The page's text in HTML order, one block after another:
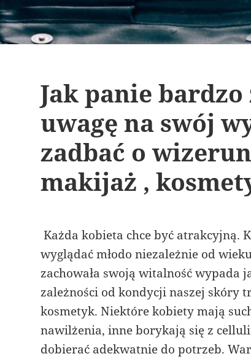
Jak panie
uwagę na swój
zadbać o
makijaż ,
Każda kobieta chce być atrakcyjną.
wyglądać młodo niezależnie od
zachowała swoją witalność wypada
zależności od kondycji naszej skóry
kosmetyk. Niektóre kobiety mają
nawilżenia, inne borykają się z
dobierać adekwatnie do potrzeb.